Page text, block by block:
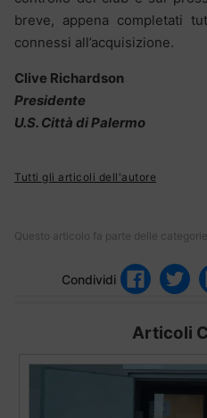
breve, appena completati
connessi all’acquisizione.
Clive Richardson
Presidente
U.S. Città di Palermo
Tutti gli articoli dell'autore
Questo articolo fa parte delle
Condividi
Articoli